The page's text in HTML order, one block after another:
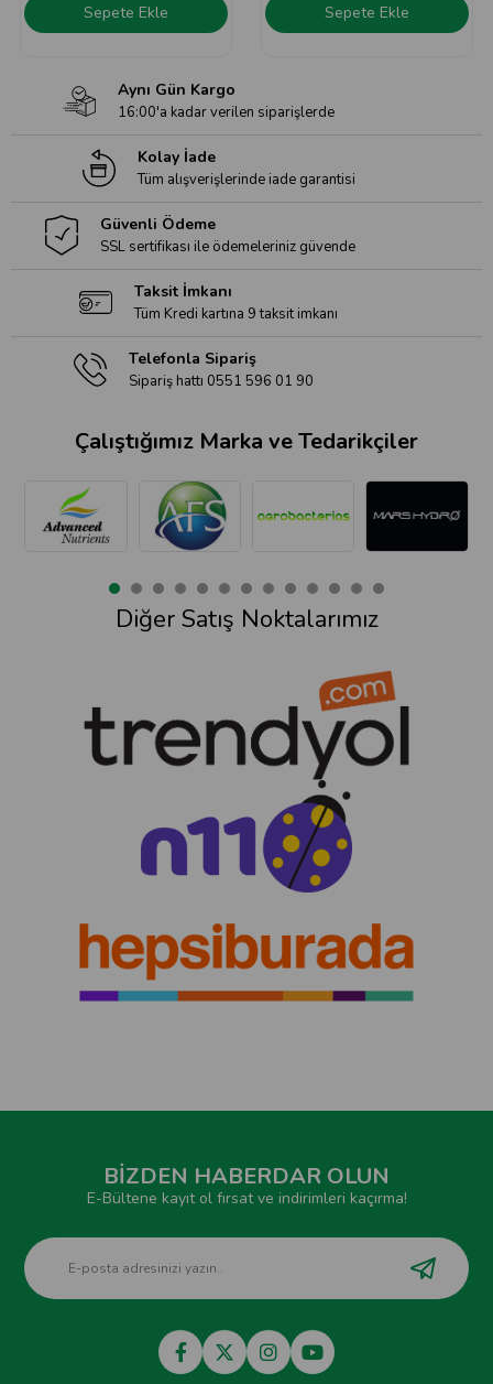
Sepete Ekle Sepete Ekle
Aynı Gün Kargo
16:00'a kadar verilen siparişlerde
Kolay İade
Tüm alışverişlerinde iade garantisi
Güvenli Ödeme
SSL sertifikası ile ödemeleriniz güvende
Taksit İmkanı
Tüm Kredi kartına 9 taksit imkanı
Telefonla Sipariş
Sipariş hattı 0551 596 01 90
Çalıştığımız Marka ve Tedarikçiler
Diğer Satış Noktalarımız
BİZDEN HABERDAR OLUN
E-Bültene kayıt ol fırsat ve indirimleri kaçırma!